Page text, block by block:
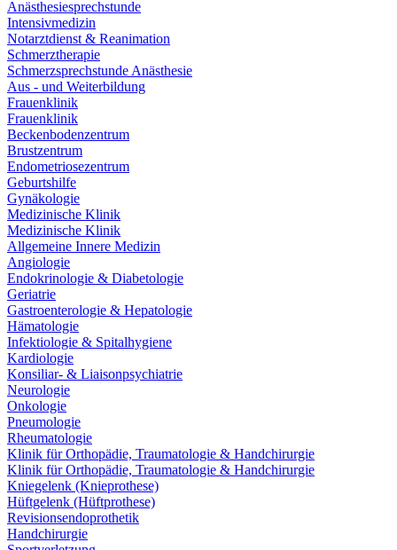
Anästhesiesprechstunde
Intensivmedizin
Notarztdienst & Reanimation
Schmerztherapie
Schmerzsprechstunde Anästhesie
Aus - und Weiterbildung
Frauenklinik
Frauenklinik
Beckenbodenzentrum
Brustzentrum
Endometriosezentrum
Geburtshilfe
Gynäkologie
Medizinische Klinik
Medizinische Klinik
Allgemeine Innere Medizin
Angiologie
Endokrinologie & Diabetologie
Geriatrie
Gastroenterologie & Hepatologie
Hämatologie
Infektiologie & Spitalhygiene
Kardiologie
Konsiliar- & Liaisonpsychiatrie
Neurologie
Onkologie
Pneumologie
Rheumatologie
Klinik für Orthopädie, Traumatologie & Handchirurgie
Klinik für Orthopädie, Traumatologie & Handchirurgie
Kniegelenk (Knieprothese)
Hüftgelenk (Hüftprothese)
Revisionsendoprothetik
Handchirurgie